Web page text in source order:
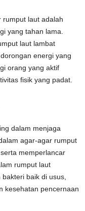
rumput laut adalah
yang tahan lama.
laut lambat
energi yang
orang yang aktif
fisik yang padat.
dalam menjaga
agar-agar rumput
memperlancar
rumput laut
baik di usus,
kesehatan pencernaan